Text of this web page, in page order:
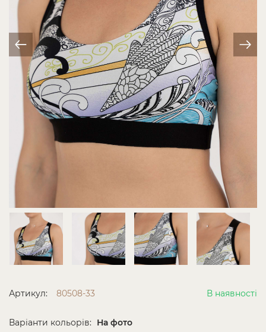
Артикул: 80508-33 В наявності
Варіанти кольорів: На фото